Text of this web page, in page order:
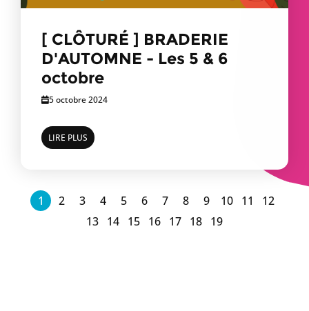
[ CLÔTURÉ ] BRADERIE
D'AUTOMNE - Les 5 & 6
octobre
5 octobre 2024
LIRE PLUS
1 2 3 4 5 6 7 8 9 10 11
12
13 14 15 16 17 18 19